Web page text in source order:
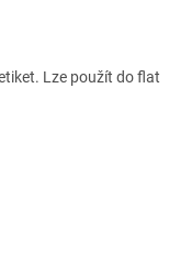
Lze použít do flat